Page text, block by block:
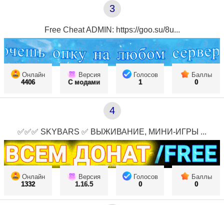
3
Free Cheat ADMIN: https://goo.su/8u...
Онлайн
4406
Версия
С модами
Голосов
1
Баллы
0
4
✅✅✅ SKYBARS ✅ ВЫЖИВАНИЕ, МИНИ-ИГРЫ ...
Онлайн
1332
Версия
1.16.5
Голосов
0
Баллы
0